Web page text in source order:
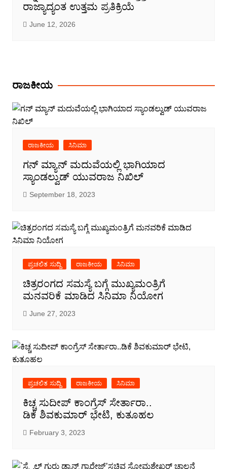
ರಾಜ್ಯಾದ್ಯಂತ ಉತ್ತಮ ಪ್ರತಿಕ್ರಿಯೆ
June 12, 2026
ರಾಜಕೀಯ
ರಾಜಕೀಯ ಸಿನಿಮಾ
ಗನ್ ಮ್ಯಾನ್ ಮದುವೆಯಲ್ಲಿ ಭಾಗಿಯಾದ
ಸ್ಯಾಂಡಲ್ವುಡ್ ಯುವರಾಜ ನಿಖಿಲ್
September 18, 2023
ಪ್ರಚಲಿತ ಸುದ್ದಿ ರಾಜಕೀಯ ಸಿನಿಮಾ
ಚಿತ್ರರಂಗದ ಸಮಸ್ಯೆ ಬಗ್ಗೆ ಮುಖ್ಯಮಂತ್ರಿಗೆ
ಮನವರಿಕೆ ಮಾಡಿದ ಸಿನಿಮಾ ನಿಯೋಗ
June 27, 2023
ಪ್ರಚಲಿತ ಸುದ್ದಿ ರಾಜಕೀಯ ಸಿನಿಮಾ
ಕಿಚ್ಚ ಸುದೀಪ್ ಕಾಂಗ್ರೆಸ್ ಸೇರ್ತಾರಾ..
ಡಿಕೆ ಶಿವಕುಮಾರ್ ಭೇಟಿ, ಕುತೂಹಲ
February 3, 2023